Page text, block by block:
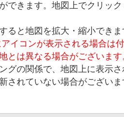
できます。地図上でクリッ
ると地図を拡大・縮小できま
アイコンが表示される場合は
とは異なる場合がございます
グの関係で、地図上に表示
されていない場合がござい